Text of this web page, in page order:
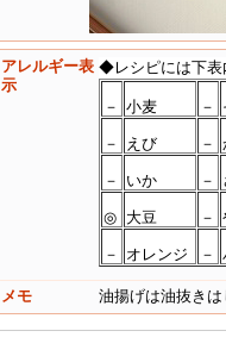
アレルギー表
示
◆レシピには下表
－ 小麦 －
－ えび －
－ いか －
◎ 大豆 －
－ オレンジ －
メモ 油揚げは油抜き